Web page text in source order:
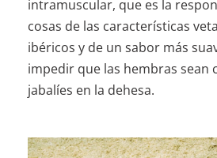
intramuscular, que es la
cosas de las características
ibéricos y de un sabor más
impedir que las hembras sean
jabalíes en la dehesa.